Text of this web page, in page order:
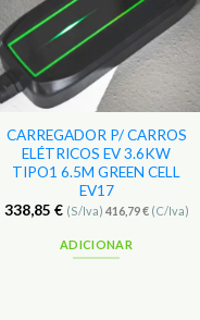
CARREGADOR P/ CARROS
ELÉTRICOS EV 3.6KW
TIPO1 6.5M GREEN CELL
EV17
338,85 € (S/Iva) 416,79€(C/Iva)
ADICIONAR